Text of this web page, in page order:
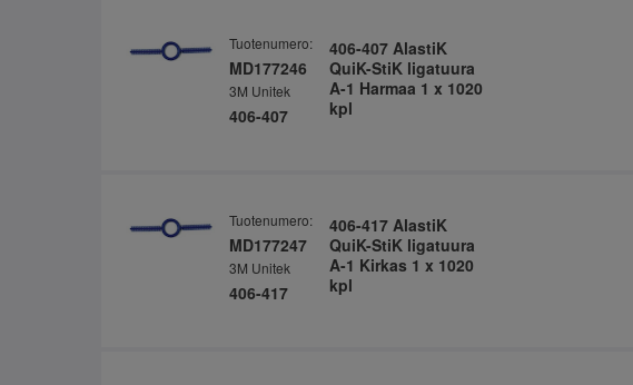
Tuotenumero:
MD177246
3M Unitek
406-407
406-407 AlastiK
QuiK-StiK ligatuura
A-1 Harmaa 1 x 1020
kpl
Tuotenumero:
MD177247
3M Unitek
406-417
406-417 AlastiK
QuiK-StiK ligatuura
A-1 Kirkas 1 x 1020
kpl